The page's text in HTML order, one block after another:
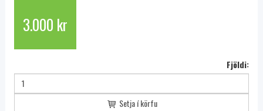
3.000 kr
Fjöldi:
Setja í körfu